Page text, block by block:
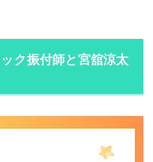
ク振付師と宮舘涼太